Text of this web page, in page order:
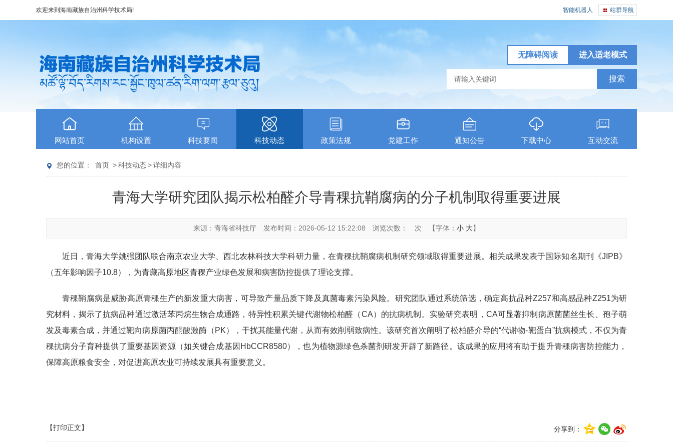
站群导航
智能机器人
欢迎来到 海南藏族自治州科学技术局!
进入适老模式
无障碍阅读
网站首页 机构设置 科技要闻 科技动态 政策法规 党建工作 通知公告 下载中心 互动交流
您的位置： 首页 >科技动态>详细内容
青海大学研究团队揭示松柏醛介导青稞抗鞘腐病的分子机制取得重要进展
来源：青海省科技厅 发布时间：2026-05-12 15:22:08 浏览次数： 次 【字体： 小 大】
近日，青海大学姚强团队联合南京农业大学、西北农林科技大学科研力量，在青稞抗鞘腐病机制研究领域取得重要进展。相关成果发表于国际知名期刊《JIPB》
（五年影响因子10.8），为青藏高原地区青稞产业绿色发展和病害防控提供了理论支撑。
青稞鞘腐病是威胁高原青稞生产的新发重大病害，可导致产量品质下降及真菌毒素污染风险。研究团队通过系统筛选，确定高抗品种Z257和高感品种Z251为研
究材料，揭示了抗病品种通过激活苯丙烷生物合成通路，特异性积累关键代谢物松柏醛（CA）的抗病机制。实验研究表明，CA可显著抑制病原菌菌丝生长、孢子萌
发及毒素合成，并通过靶向病原菌丙酮酸激酶（PK），干扰其能量代谢，从而有效削弱致病性。该研究首次阐明了松柏醛介导的“代谢物-靶蛋白”抗病模式，不仅为青
稞抗病分子育种提供了重要基因资源（如关键合成基因HbCCR8580），也为植物源绿色杀菌剂研发开辟了新路径。该成果的应用将有助于提升青稞病害防控能力，
保障高原粮食安全，对促进高原农业可持续发展具有重要意义。
分享到：
【打印正文】